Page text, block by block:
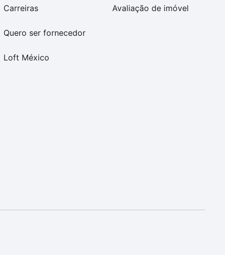
Carreiras
Quero ser fornecedor
Loft México
Avaliação de imóvel